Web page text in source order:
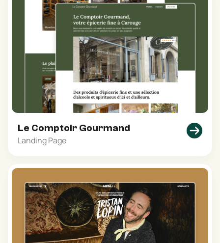
Le Comptoir Gourmand
Landing Page